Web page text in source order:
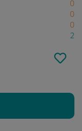
0
0
0
2